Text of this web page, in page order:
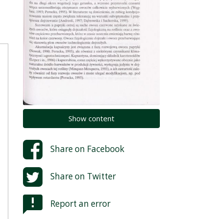
Show content
Share on Facebook
Share on Twitter
Report an error